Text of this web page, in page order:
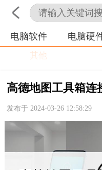
首页 科技
电脑软件 电脑硬
微信
QQ
其他
高德地图工具箱连
发布于 2024-03-26